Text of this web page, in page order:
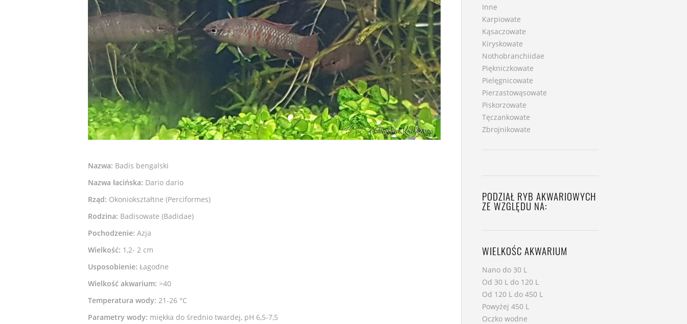
Nazwa: Badis bengalski
Nazwa łacińska: Dario dario
Rząd: Okoniokształtne (Perciformes)
Rodzina: Badisowate (Badidae)
Pochodzenie: Azja
Wielkość: 1,2- 2 cm
Usposobienie: Łagodne
Wielkość akwarium: >40
Temperatura wody: 21-26 °C
Parametry wody: miękka do średnio twardej, pH 6,5-7,5
Inne
Karpiowate
Kąsaczowate
Kiryskowate
Nothobranchiidae
Piękniczkowate
Pielęgnicowate
Pierzastowąsowate
Piskorzowate
Tęczankowate
Zbrojnikowate
PODZIAŁ RYB AKWARIOWYCH
ZE WZGLĘDU NA:
WIELKOŚC AKWARIUM
Nano do 30 L
Od 30 L do 120 L
Od 120 L do 450 L
Powyżej 450 L
Oczko wodne